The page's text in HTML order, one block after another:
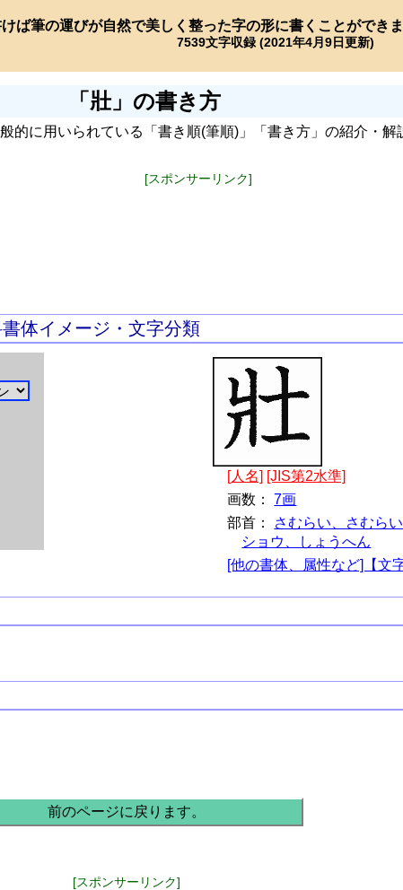
ば筆の運びが自然で美しく整った字の形に書くことができま
7539文字収録 (2021年4月9日更新)
「壯」の書き方
的に用いられている「書き順(筆順)」「書き方」の紹介・解
[スポンサーリンク]
体イメージ・文字分類
[人名] [JIS第2水準]
画数：7画
部首： さむらい、さむら
ショウ、しょうへん
[他の書体、属性など]【文
前のページに戻ります。
[スポンサーリンク]